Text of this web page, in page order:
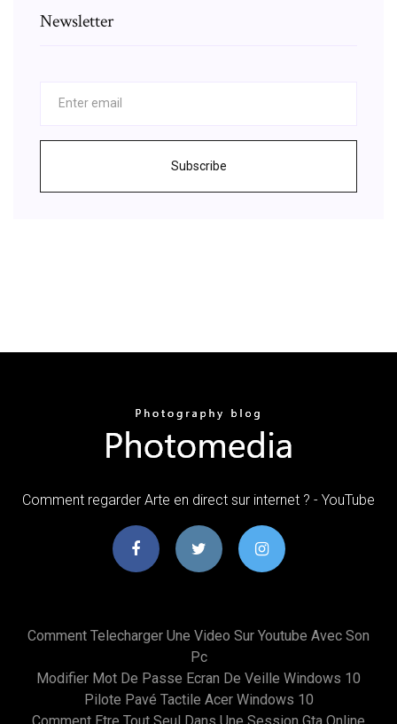
Newsletter
Subscribe
Comment regarder Arte en direct sur internet ? - YouTube
Comment Telecharger Une Video Sur Youtube Avec Son
Pc
Modifier Mot De Passe Ecran De Veille Windows 10
Pilote Pavé Tactile Acer Windows 10